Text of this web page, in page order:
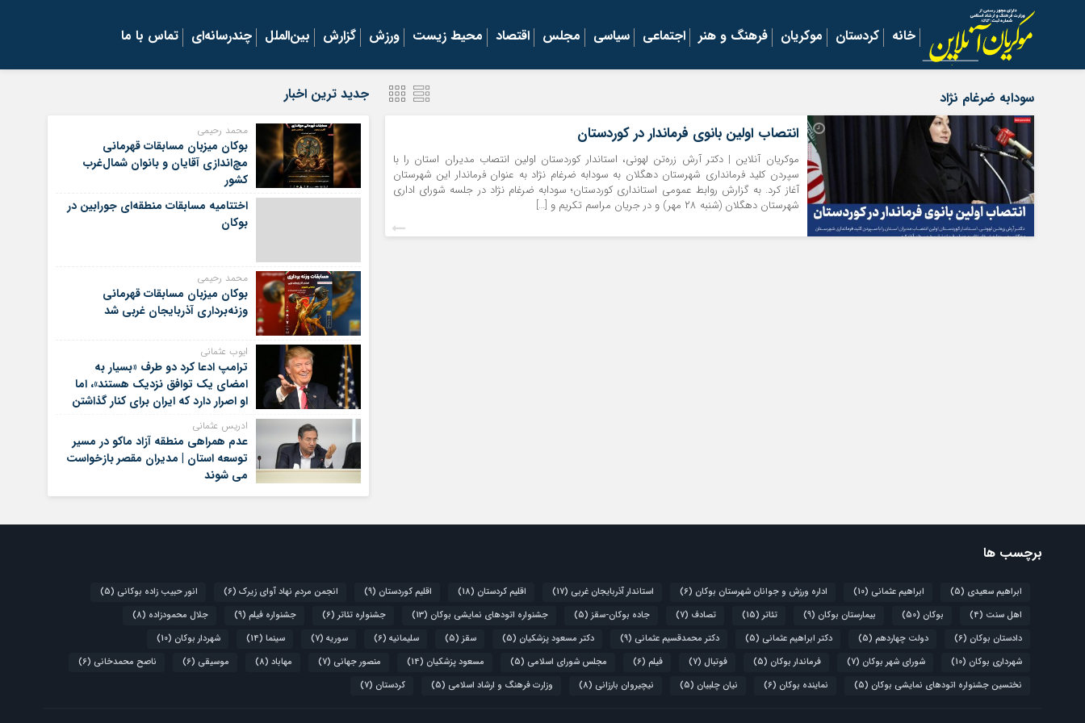
خانه کردستان موکریان فرهنگ و هنر اجتماعی سیاسی مجلس اقتصاد محیط زیست ورزش گزارش بین‌الملل چندرسانه‌ای تماس با ما
سودابه ضرغام نژاد
انتصاب اولین بانوی فرماندار در کوردستان
موکریان آنلاین | دکتر آرش زره‌تن لهونی، استاندار کوردستان اولین انتصاب مدیران استان را با
سپردن کلید فرمانداری شهرستان دهگلان به سودابه ضرغام نژاد به عنوان فرماندار این شهرستان
آغاز کرد. به گزارش روابط عمومی استانداری کوردستان؛ سودابه ضرغام نژاد در جلسه شورای اداری
شهرستان دهگلان (شنبه ۲۸ مهر) و در جریان مراسم تکریم و […]
جدید ترین اخبار
محمد رحیمی
بوکان میزبان مسابقات قهرمانی
مچ‌اندازی آقایان و بانوان شمال‌غرب
کشور
اختتامیه مسابقات منطقه‌ای جورابین در
بوکان
محمد رحیمی
بوکان میزبان مسابقات قهرمانی
وزنه‌برداری آذربایجان غربی شد
ایوب عثمانی
ترامپ ادعا کرد دو طرف «بسیار به
امضای یک توافق نزدیک هستند»، اما
او اصرار دارد که ایران برای کنار گذاشتن
برنامه‌های هسته‌ای خود گام‌های
بیشتری بردارد
ادریس عثمانی
عدم همراهی منطقه آزاد ماکو در مسیر
توسعه استان | مدیران مقصر بازخواست
می شوند
برچسب ها
ابراهیم سعیدی (5) ابراهیم عثمانی (10) اداره ورزش و جوانان شهرستان بوکان (6) استاندار آذربایجان غربی (17) اقلیم کردستان (18) اقلیم کوردستان (9) انجمن مردم نهاد آوای زیرک (6) انور حبیب زاده بوکانی (5)
اهل سنت (4) بوکان (50) بیمارستان بوکان (9) تئاتر (15) تصادف (7) جاده بوکان-سقز (5) جشنواره اتودهای نمایشی بوکان (13) جشنواره تئاتر (6) جشنواره فیلم (9) جلال محمودزاده (8)
دادستان بوکان (6) دولت چهاردهم (5) دکتر ابراهیم عثمانی (5) دکتر محمدقسیم عثمانی (9) دکتر مسعود پزشکیان (5) سقز (5) سلیمانیه (6) سوریه (7) سینما (14) شهردار بوکان (10)
شهرداری بوکان (10) شورای شهر بوکان (7) فرماندار بوکان (5) فوتبال (7) فیلم (6) مجلس شورای اسلامی (5) مسعود پزشکیان (14) منصور جهانی (7) مهاباد (8) موسیقی (6) ناصح محمدخانی (6)
نختسین جشنواره اتودهای نمایشی بوکان (5) نماینده بوکان (6) نیان چلبیان (5) نیچیروان بارزانی (8) وزارت فرهنگ و ارشاد اسلامی (5) کردستان (7)